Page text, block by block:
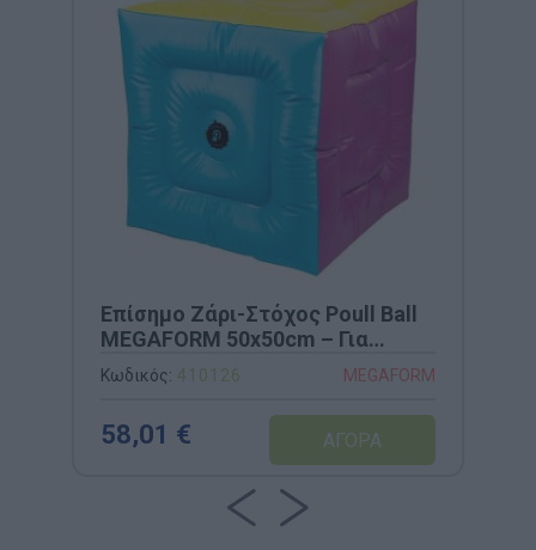
Επίσημο Ζάρι-Στόχος Poull Ball
MEGAFORM 50x50cm – Για
Παιχνίδι Συνεργασίας
Κωδικός: 410126 MEGAFORM
58,01 €